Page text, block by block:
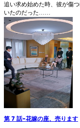
追い求め始めた時、彼が傷
いたのだった……
第 7 話-花嫁の座、売ります